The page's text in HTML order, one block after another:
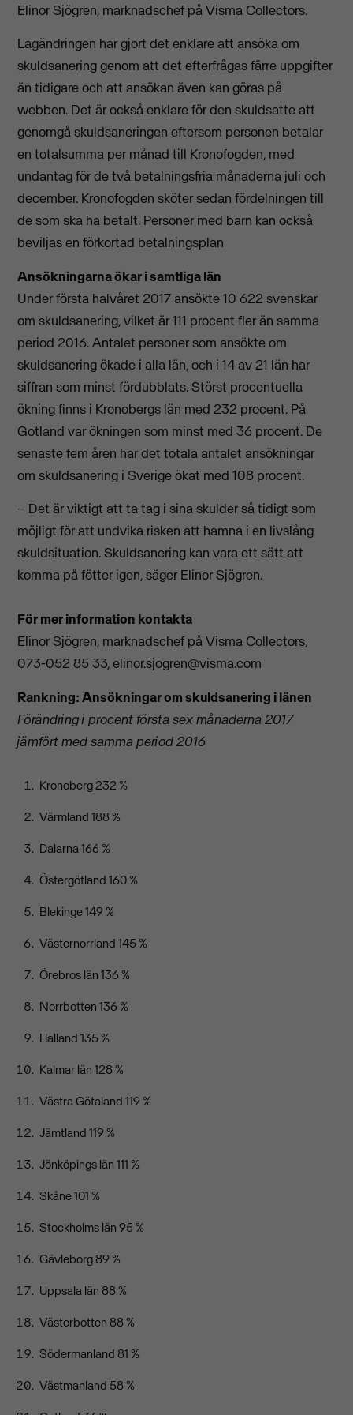
Elinor Sjögren, marknadschef på Visma Collectors.
Lagändringen har gjort det enklare att ansöka om
skuldsanering genom att det efterfrågas färre uppgifter
än tidigare och att ansökan även kan göras på
webben. Det är också enklare för den skuldsatte att
genomgå skuldsaneringen eftersom personen betalar
en totalsumma per månad till Kronofogden, med
undantag för de två betalningsfria månaderna juli och
december. Kronofogden sköter sedan fördelningen till
de som ska ha betalt. Personer med barn kan också
beviljas en förkortad betalningsplan
Ansökningarna ökar i samtliga län
Under första halvåret 2017 ansökte 10 622 svenskar
om skuldsanering, vilket är 111 procent fler än samma
period 2016. Antalet personer som ansökte om
skuldsanering ökade i alla län, och i 14 av 21 län har
siffran som minst fördubblats. Störst procentuella
ökning finns i Kronobergs län med 232 procent. På
Gotland var ökningen som minst med 36 procent. De
senaste fem åren har det totala antalet ansökningar
om skuldsanering i Sverige ökat med 108 procent.
– Det är viktigt att ta tag i sina skulder så tidigt som
möjligt för att undvika risken att hamna i en livslång
skuldsituation. Skuldsanering kan vara ett sätt att
komma på fötter igen, säger Elinor Sjögren.
För mer information kontakta
Elinor Sjögren, marknadschef på Visma Collectors,
073-052 85 33,elinor.sjogren@visma.com
Rankning: Ansökningar om skuldsanering i länen
Förändring i procent första sex månaderna 2017
jämfört med samma period 2016
Kronoberg 232 %
Värmland 188 %
Dalarna 166 %
Östergötland 160 %
Blekinge 149 %
Västernorrland 145 %
Örebros län 136 %
Norrbotten 136 %
Halland 135 %
Kalmar län 128 %
Västra Götaland 119 %
Jämtland 119 %
Jönköpings län 111 %
Skåne 101 %
Stockholms län 95 %
Gävleborg 89 %
Uppsala län 88 %
Västerbotten 88 %
Södermanland 81 %
Västmanland 58 %